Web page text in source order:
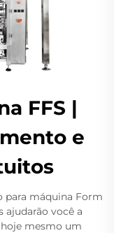
FFS |
e
para máquina Form
ajudarão você a
mesmo um